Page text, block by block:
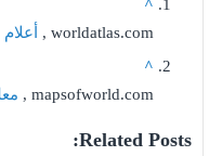
^
worldatlas.com ,
^
mapsofworld.com ,
Related Posts: